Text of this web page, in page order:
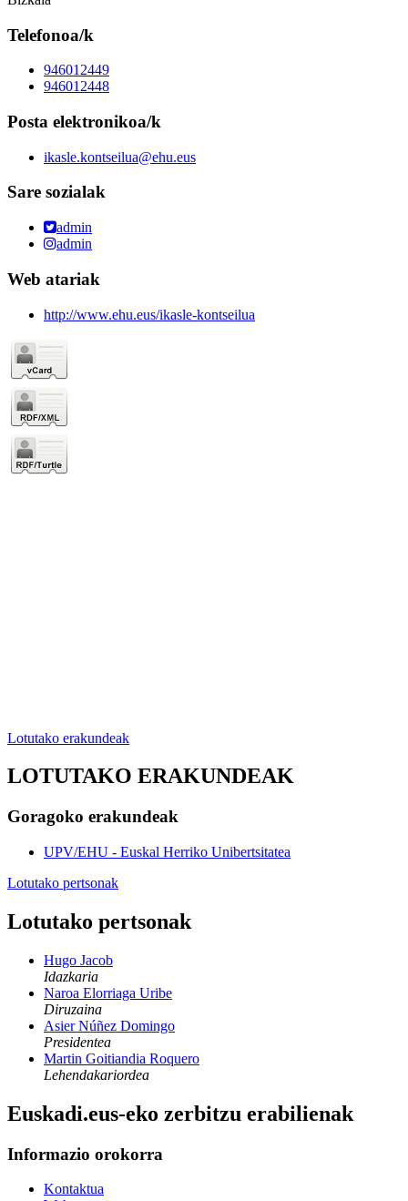
Telefonoa/k
946012449
946012448
Posta elektronikoa/k
ikasle.kontseilua@ehu.eus
Sare sozialak
admin
admin
Web atariak
http://www.ehu.eus/ikasle-kontseilua
Lotutako erakundeak
LOTUTAKO ERAKUNDEAK
Goragoko erakundeak
UPV/EHU - Euskal Herriko Unibertsitatea
Lotutako pertsonak
Lotutako pertsonak
Hugo Jacob
Idazkaria
Naroa Elorriaga Uribe
Diruzaina
Asier Núñez Domingo
Presidentea
Martin Goitiandia Roquero
Lehendakariordea
Euskadi.eus-eko zerbitzu erabilienak
Informazio orokorra
Kontaktua